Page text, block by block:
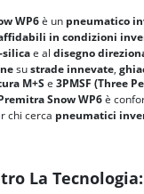
WP6è un pneumatico
in condizioni
silicae al disegno
sustrade innevate,
M+S e 3PMSF (Three
Snow WP6è
chi cerca pneumatici
La Tecnologia: